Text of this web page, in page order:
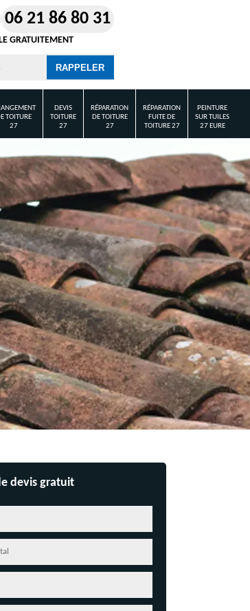
06 21 86 80 31
GRATUITEMENT
TOITURE
27
DEVIS
TOITURE
27
RÉPARATION
DE TOITURE
27
RÉPARATION
FUITE DE
TOITURE 27
PEINTURE
SUR TUILES
27 EURE
devis gratuit